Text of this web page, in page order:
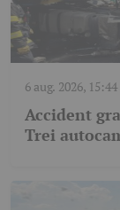
6 aug. 2026, 15:44
Accident
Trei